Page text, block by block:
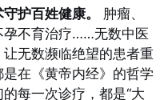
护百姓健康。
肿瘤、
孕不育治疗……无数中医
无数濒临绝望的患者重
在《黄帝内经》的哲学
每一次诊疗，都是“大